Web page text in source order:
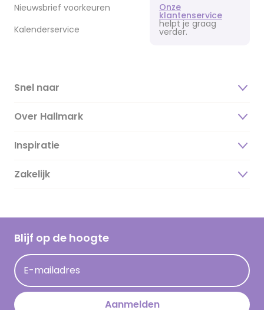
Nieuwsbrief voorkeuren
Kalenderservice
Onze
klantenservice
helpt je graag
verder.
Snel naar
Over Hallmark
Over ons
Duurzaamheid
Hallmark Kaartclub
Acties
Persberichten
Hallmark en Kinderpostzegels
Inspiratie
Magazine
Cadeau inspiratie
Kaartinspiratie
Zakelijk
Blijf op de hoogte
E-mailadres
Aanmelden